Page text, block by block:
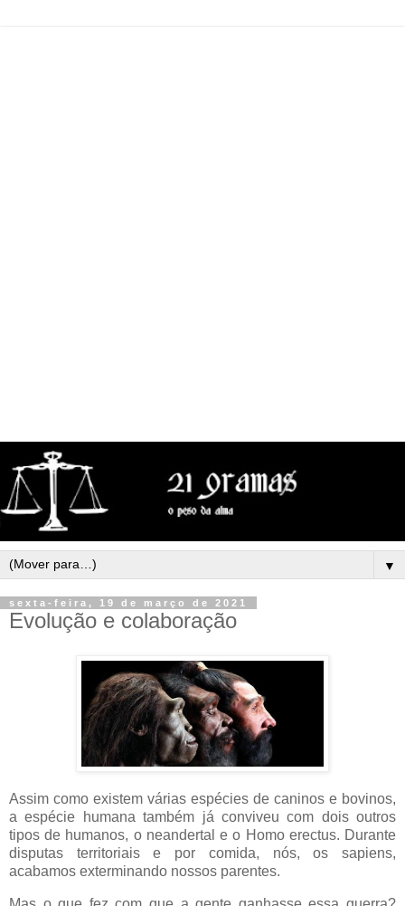
▼
sexta-feira, 19 de março de 2021
Evolução e colaboração
Assim como existem várias espécies de caninos e bovinos,
a espécie humana também já conviveu com dois outros
tipos de humanos, o neandertal e o Homo erectus. Durante
disputas territoriais e por comida, nós, os sapiens,
acabamos exterminando nossos parentes.